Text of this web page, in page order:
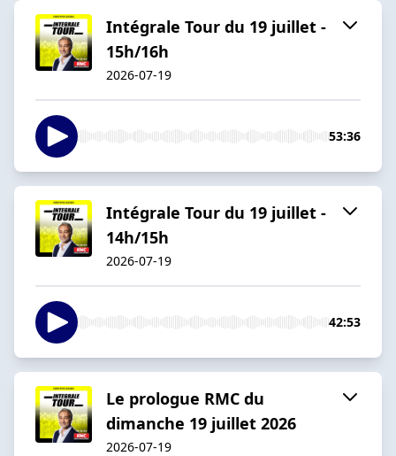
Intégrale Tour du 19 juillet -
15h/16h
2026-07-19
53:36
Intégrale Tour du 19 juillet -
14h/15h
2026-07-19
42:53
Le prologue RMC du
dimanche 19 juillet 2026
2026-07-19